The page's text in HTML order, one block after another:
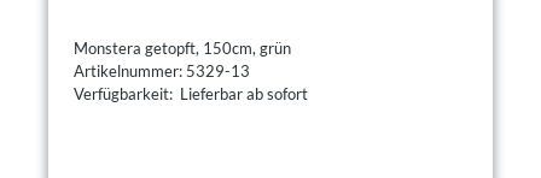
Monstera getopft, 150cm, grün
Artikelnummer: 5329-13
Verfügbarkeit: Lieferbar ab sofort